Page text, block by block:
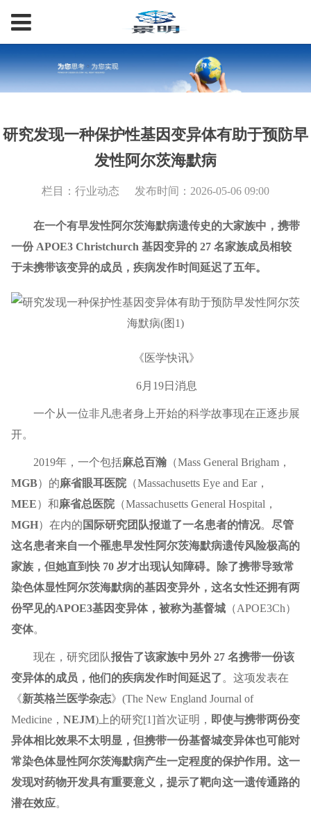
研究发现一种保护性基因变异体有助于预防早
发性阿尔茨海默病
栏目：行业动态 发布时间：2026-05-06 09:00
在一个有早发性阿尔茨海默病遗传史的大家族中，携带
一份 APOE3 Christchurch 基因变异的 27 名家族成员相较
于未携带该变异的成员，疾病发作时间延迟了五年。
《医学快讯》
6月19日消息
一个从一位非凡患者身上开始的科学故事现在正逐步展
开。
2019年，一个包括麻总百瀚（Mass General Brigham，
MGB）的麻省眼耳医院（Massachusetts Eye and Ear，
MEE）和麻省总医院（Massachusetts General Hospital，
MGH）在内的 国际研究团队报道了一名患者的情况。 尽管
这名患者来自一个罹患早发性阿尔茨海默病遗传风险极高的
家族，但她直到快 70 岁才出现认知障碍。除了携带导致常
染色体显性阿尔茨海默病的基因变异外，这名女性还拥有两
份罕见的APOE3基因变异体，被称为基督城（APOE3Ch）
变体。
现在，研究团队报告了该家族中另外 27 名携带一份该
变异体的成员，他们的疾病发作时间延迟了 。这项发表在
《新英格兰医学杂志》(The New England Journal of
Medicine， NEJM)上的研究[1]首次证明， 即使与携带两份变
异体相比效果不太明显，但携带一份基督城变异体也可能对
常染色体显性阿尔茨海默病产生一定程度的保护作用。这一
发现对药物开发具有重要意义，提示了靶向这一遗传通路的
潜在效应。